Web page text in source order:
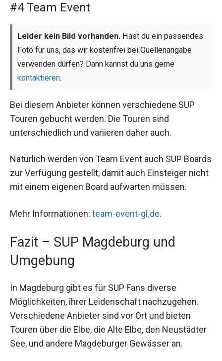
#4 Team Event
Leider kein Bild vorhanden. Hast du ein passendes
Foto für uns, das wir kostenfrei bei Quellenangabe
verwenden dürfen? Dann kannst du uns gerne
kontaktieren.
Bei diesem Anbieter können verschiedene SUP
Touren gebucht werden. Die Touren sind
unterschiedlich und variieren daher auch.
Natürlich werden von Team Event auch SUP Boards
zur Verfügung gestellt, damit auch Einsteiger nicht
mit einem eigenen Board aufwarten müssen.
Mehr Informationen: team-event-gl.de.
Fazit – SUP Magdeburg und
Umgebung
In Magdeburg gibt es für SUP Fans diverse
Möglichkeiten, ihrer Leidenschaft nachzugehen.
Verschiedene Anbieter sind vor Ort und bieten
Touren über die Elbe, die Alte Elbe, den Neustädter
See, und andere Magdeburger Gewässer an.